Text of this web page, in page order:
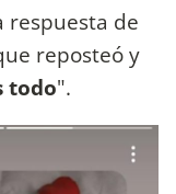
respuesta de
reposteó y
todo".